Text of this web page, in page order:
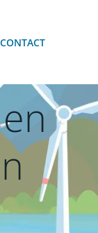
CONTACT